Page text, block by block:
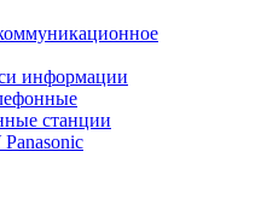
информации
станции